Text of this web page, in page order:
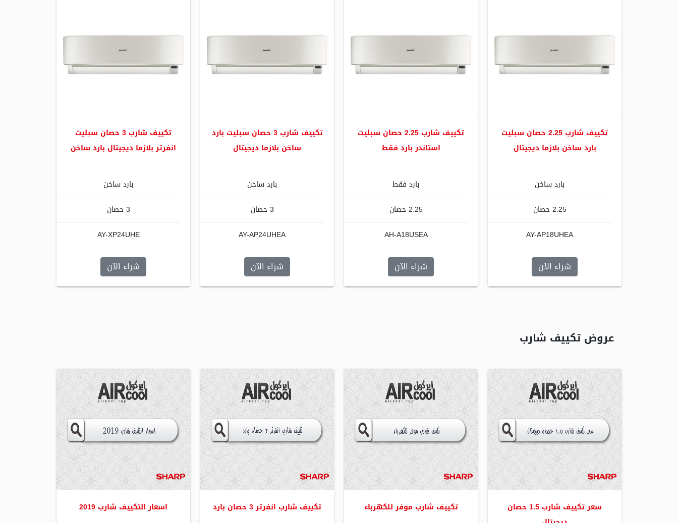
تكييف شارب 2.25 حصان سبليت
بارد ساخن بلازما ديجيتال
بارد ساخن
2.25 حصان
AY-AP18UHEA
شراء الآن
تكييف شارب 2.25 حصان سبليت
استاندر بارد فقط
بارد فقط
2.25 حصان
AH-A18USEA
شراء الآن
تكييف شارب 3 حصان سبليت بارد
ساخن بلازما ديجيتال
بارد ساخن
3 حصان
AY-AP24UHEA
شراء الآن
تكييف شارب 3 حصان سبليت
انفرتر بلازما ديجيتال بارد ساخن
بارد ساخن
3 حصان
AY-XP24UHE
شراء الآن
عروض تكييف شارب
سعر تكييف شارب 1.5 حصان
تكييف شارب موفر للكهرباء تكييف شارب انفرتر 3 حصان بارد اسعار التكييف شارب 2019